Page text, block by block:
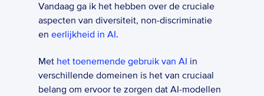
Vandaag ga ik het hebben over de cruciale
aspecten van diversiteit, non-discriminatie
en eerlijkheid in AI.
Met het toenemende gebruik van AI in
verschillende domeinen is het van cruciaal
belang om ervoor te zorgen dat AI-modellen